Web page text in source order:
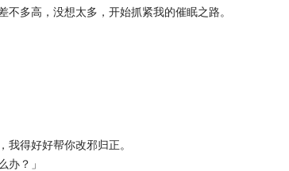
多高，没想太多，开始抓紧我的催眠之路。
得好好帮你改邪归正。
办？」